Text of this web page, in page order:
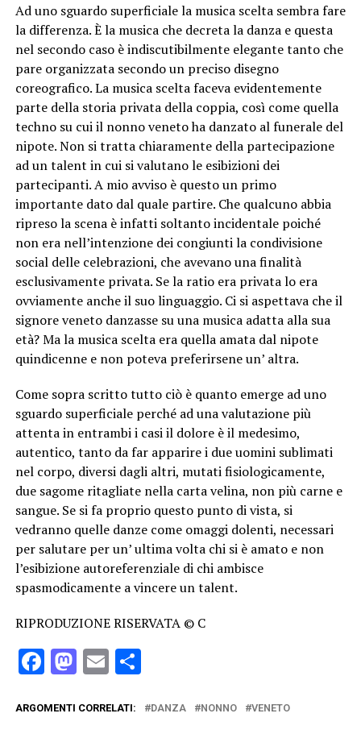
Ad uno sguardo superficiale la musica scelta sembra fare
la differenza. È la musica che decreta la danza e questa
nel secondo caso è indiscutibilmente elegante tanto che
pare organizzata secondo un preciso disegno
coreografico. La musica scelta faceva evidentemente
parte della storia privata della coppia, così come quella
techno su cui il nonno veneto ha danzato al funerale del
nipote. Non si tratta chiaramente della partecipazione
ad un talent in cui si valutano le esibizioni dei
partecipanti. A mio avviso è questo un primo
importante dato dal quale partire. Che qualcuno abbia
ripreso la scena è infatti soltanto incidentale poiché
non era nell’intenzione dei congiunti la condivisione
social delle celebrazioni, che avevano una finalità
esclusivamente privata. Se la ratio era privata lo era
ovviamente anche il suo linguaggio. Ci si aspettava che il
signore veneto danzasse su una musica adatta alla sua
età? Ma la musica scelta era quella amata dal nipote
quindicenne e non poteva preferirsene un’ altra.
Come sopra scritto tutto ciò è quanto emerge ad uno
sguardo superficiale perché ad una valutazione più
attenta in entrambi i casi il dolore è il medesimo,
autentico, tanto da far apparire i due uomini sublimati
nel corpo, diversi dagli altri, mutati fisiologicamente,
due sagome ritagliate nella carta velina, non più carne e
sangue. Se si fa proprio questo punto di vista, si
vedranno quelle danze come omaggi dolenti, necessari
per salutare per un’ ultima volta chi si è amato e non
l’esibizione autoreferenziale di chi ambisce
spasmodicamente a vincere un talent.
RIPRODUZIONE RISERVATA © C
Facebook
Mastodon
EmailCondividi
ARGOMENTI CORRELATI: DANZA NONNO VENETO